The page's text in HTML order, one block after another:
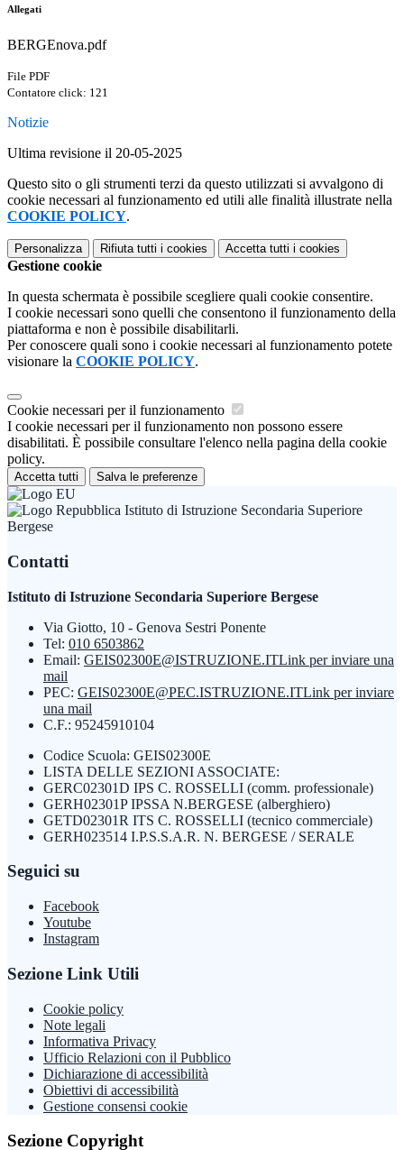
Allegati
BERGEnova.pdf
File PDF
Contatore click: 121
Notizie
Ultima revisione il 20-05-2025
Questo sito o gli strumenti terzi da questo utilizzati si avvalgono di
cookie necessari al funzionamento ed utili alle finalità illustrate nella
COOKIE POLICY.
Personalizza Rifiuta tutti i cookies Accetta tutti i cookies
Gestione cookie
In questa schermata è possibile scegliere quali cookie consentire.
I cookie necessari sono quelli che consentono il funzionamento della
piattaforma e non è possibile disabilitarli.
Per conoscere quali sono i cookie necessari al funzionamento potete
visionare la COOKIE POLICY.
Cookie necessari per il funzionamento
I cookie necessari per il funzionamento non possono essere
disabilitati. È possibile consultare l'elenco nella pagina della cookie
policy.
Accetta tutti Salva le preferenze
Istituto di Istruzione Secondaria Superiore
Bergese
Contatti
Istituto di Istruzione Secondaria Superiore Bergese
Via Giotto, 10 - Genova Sestri Ponente
Tel: 010 6503862
Email: GEIS02300E@ISTRUZIONE.ITLink per inviare una
mail
PEC: GEIS02300E@PEC.ISTRUZIONE.ITLink per inviare
una mail
C.F.: 95245910104
Codice Scuola: GEIS02300E
LISTA DELLE SEZIONI ASSOCIATE:
GERC02301D IPS C. ROSSELLI (comm. professionale)
GERH02301P IPSSA N.BERGESE (alberghiero)
GETD02301R ITS C. ROSSELLI (tecnico commerciale)
GERH023514 I.P.S.S.A.R. N. BERGESE / SERALE
Seguici su
Facebook
Youtube
Instagram
Sezione Link Utili
Cookie policy
Note legali
Informativa Privacy
Ufficio Relazioni con il Pubblico
Dichiarazione di accessibilità
Obiettivi di accessibilità
Gestione consensi cookie
Sezione Copyright